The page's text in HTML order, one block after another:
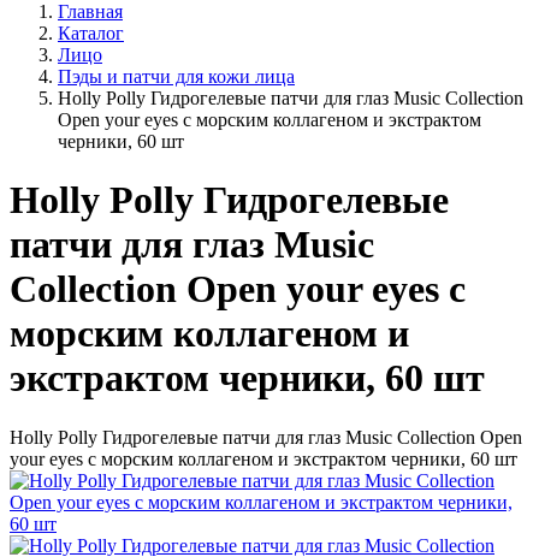
Главная
Каталог
Лицо
Пэды и патчи для кожи лица
Holly Polly Гидрогелевые патчи для глаз Music Collection
Open your eyes с морским коллагеном и экстрактом
черники, 60 шт
Holly Polly Гидрогелевые
патчи для глаз Music
Collection Open your eyes с
морским коллагеном и
экстрактом черники, 60 шт
Holly Polly Гидрогелевые патчи для глаз Music Collection Open
your eyes с морским коллагеном и экстрактом черники, 60 шт